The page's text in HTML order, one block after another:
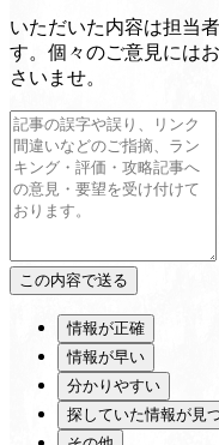
いただいた内容は担当
す。個々のご意見には
さいませ。
情報が正確
情報が早い
分かりやすい
探していた情報が見